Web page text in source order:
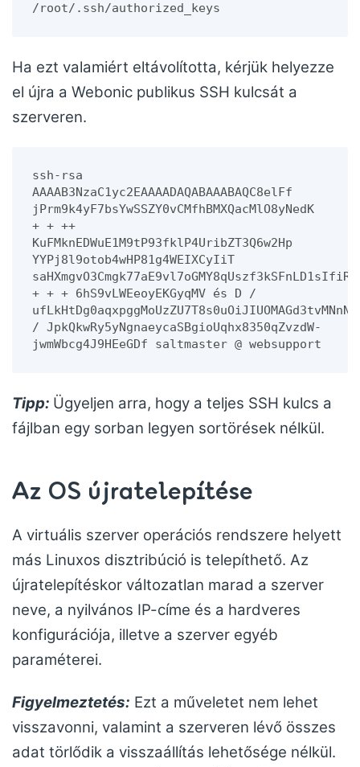
/root/.ssh/authorized_keys
Ha ezt valamiért eltávolította, kérjük helyezze
el újra a Webonic publikus SSH kulcsát a
szerveren.
ssh-rsa
AAAAB3NzaC1yc2EAAAADAQABAAABAQC8elFf
jPrm9k4yF7bsYwSSZY0vCMfhBMXQacMlO8yNedK
+ + ++
KuFMknEDWuE1M9tP93fklP4UribZT3Q6w2Hp
YYPj8l9otob4wHP81g4WEIXCyIiT
+ + + 6hS9vLWEeoyEKGyqMV és D /
/ JpkQkwRy5yNgnaeycaSBgioUqhx8350qZvzdW-
jwmWbcg4J9HEeGDf saltmaster @ websupport
Tipp: Ügyeljen arra, hogy a teljes SSH kulcs a
fájlban egy sorban legyen sortörések nélkül.
Az OS újratelepítése
A virtuális szerver operációs rendszere helyett
más Linuxos disztribúció is telepíthető. Az
újratelepítéskor változatlan marad a szerver
neve, a nyilvános IP-címe és a hardveres
konfigurációja, illetve a szerver egyéb
paraméterei.
Figyelmeztetés: Ezt a műveletet nem lehet
visszavonni, valamint a szerveren lévő összes
adat törlődik a visszaállítás lehetősége nélkül.